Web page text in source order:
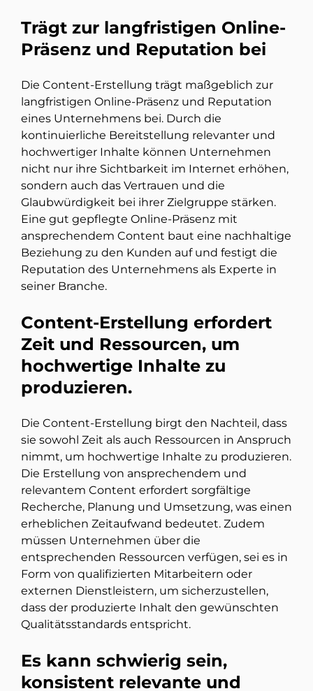
Trägt zur langfristigen Online-
Präsenz und Reputation bei
Die Content-Erstellung trägt maßgeblich zur
langfristigen Online-Präsenz und Reputation
eines Unternehmens bei. Durch die
kontinuierliche Bereitstellung relevanter und
hochwertiger Inhalte können Unternehmen
nicht nur ihre Sichtbarkeit im Internet erhöhen,
sondern auch das Vertrauen und die
Glaubwürdigkeit bei ihrer Zielgruppe stärken.
Eine gut gepflegte Online-Präsenz mit
ansprechendem Content baut eine nachhaltige
Beziehung zu den Kunden auf und festigt die
Reputation des Unternehmens als Experte in
seiner Branche.
Content-Erstellung erfordert
Zeit und Ressourcen, um
hochwertige Inhalte zu
produzieren.
Die Content-Erstellung birgt den Nachteil, dass
sie sowohl Zeit als auch Ressourcen in Anspruch
nimmt, um hochwertige Inhalte zu produzieren.
Die Erstellung von ansprechendem und
relevantem Content erfordert sorgfältige
Recherche, Planung und Umsetzung, was einen
erheblichen Zeitaufwand bedeutet. Zudem
müssen Unternehmen über die
entsprechenden Ressourcen verfügen, sei es in
Form von qualifizierten Mitarbeitern oder
externen Dienstleistern, um sicherzustellen,
dass der produzierte Inhalt den gewünschten
Qualitätsstandards entspricht.
Es kann schwierig sein,
konsistent relevante und